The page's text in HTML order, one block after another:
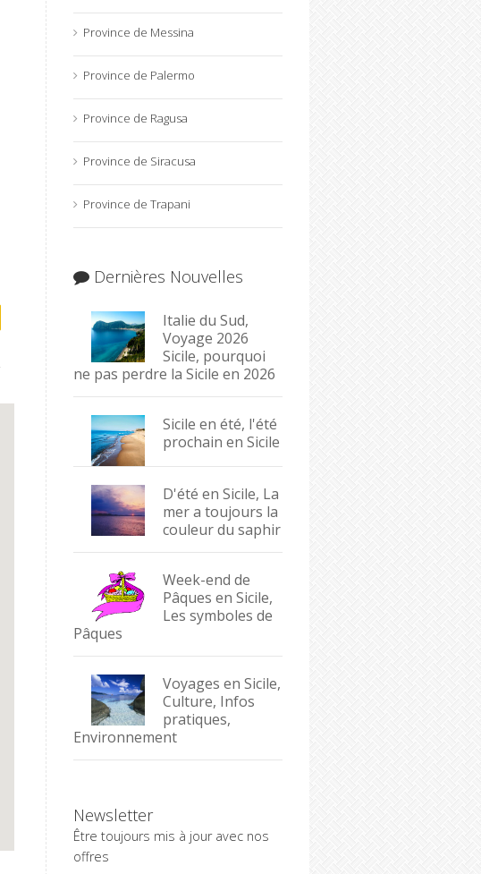
Province de Messina
Province de Palermo
Province de Ragusa
Province de Siracusa
Province de Trapani
Dernières Nouvelles
Italie du Sud,
Voyage 2026
Sicile, pourquoi
ne pas perdre la Sicile en 2026
Sicile en été, l'été
prochain en Sicile
D'été en Sicile, La
mer a toujours la
couleur du saphir
Week-end de
Pâques en Sicile,
Les symboles de
Pâques
Voyages en Sicile,
Culture, Infos
pratiques,
Environnement
Newsletter
Être toujours mis à jour avec nos
offres